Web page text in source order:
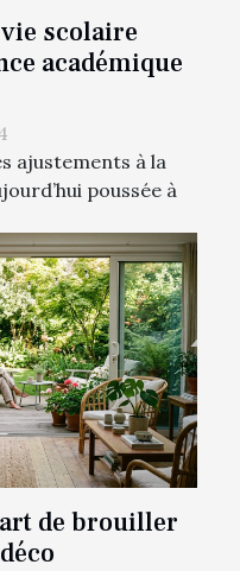
scolaire
académique
ajustements à la
poussée à
de brouiller